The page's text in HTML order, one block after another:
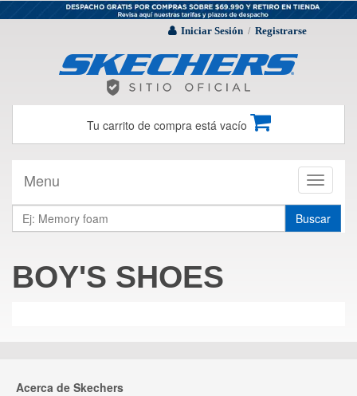
Iniciar Sesión / Registrarse
Tu carrito de compra está vacío
Toggle
Menu
Buscar
BOY'S SHOES
Acerca de Skechers